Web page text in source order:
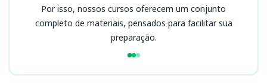
Por isso, nossos cursos oferecem um conjunto
completo de materiais, pensados para facilitar sua
preparação.